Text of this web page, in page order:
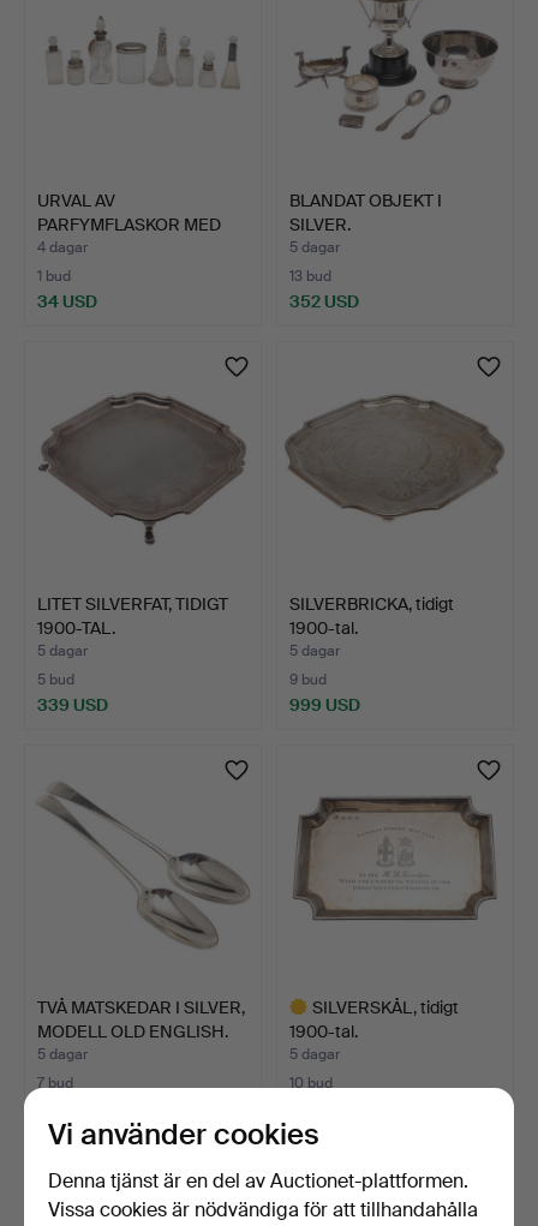
URVAL AV
PARFYMFLASKOR MED
SILVERPROPP.
4 dagar
1 bud
34 USD
BLANDAT OBJEKT I
SILVER.
5 dagar
13 bud
352 USD
LITET SILVERFAT, TIDIGT
1900-TAL.
5 dagar
5 bud
339 USD
SILVERBRICKA, tidigt
1900-tal.
5 dagar
9 bud
999 USD
TVÅ MATSKEDAR I SILVER,
MODELL OLD ENGLISH.
5 dagar
7 bud
SILVERSKÅL, tidigt
1900-tal.
5 dagar
10 bud
Utvalt
Vi använder cookies
Denna tjänst är en del av Auctionet-plattformen.
Vissa cookies är nödvändiga för att tillhandahålla